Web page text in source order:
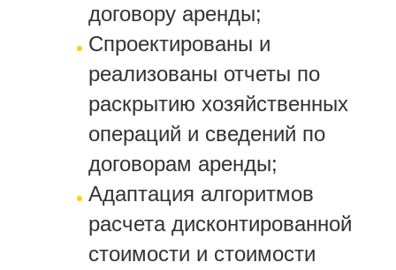
договору аренды;
Спроектированы и
реализованы отчеты по
раскрытию хозяйственных
операций и сведений по
договорам аренды;
Адаптация алгоритмов
расчета дисконтированной
стоимости и стоимости